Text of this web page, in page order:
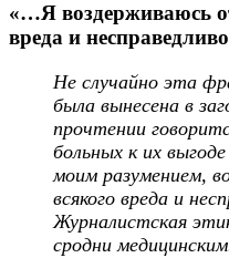
«…Я воздерживаюсь
вреда и
Не случайно эта
была вынесена в
прочтении
больных к их
моим разумением,
всякого вреда и
Журналистская
сродни